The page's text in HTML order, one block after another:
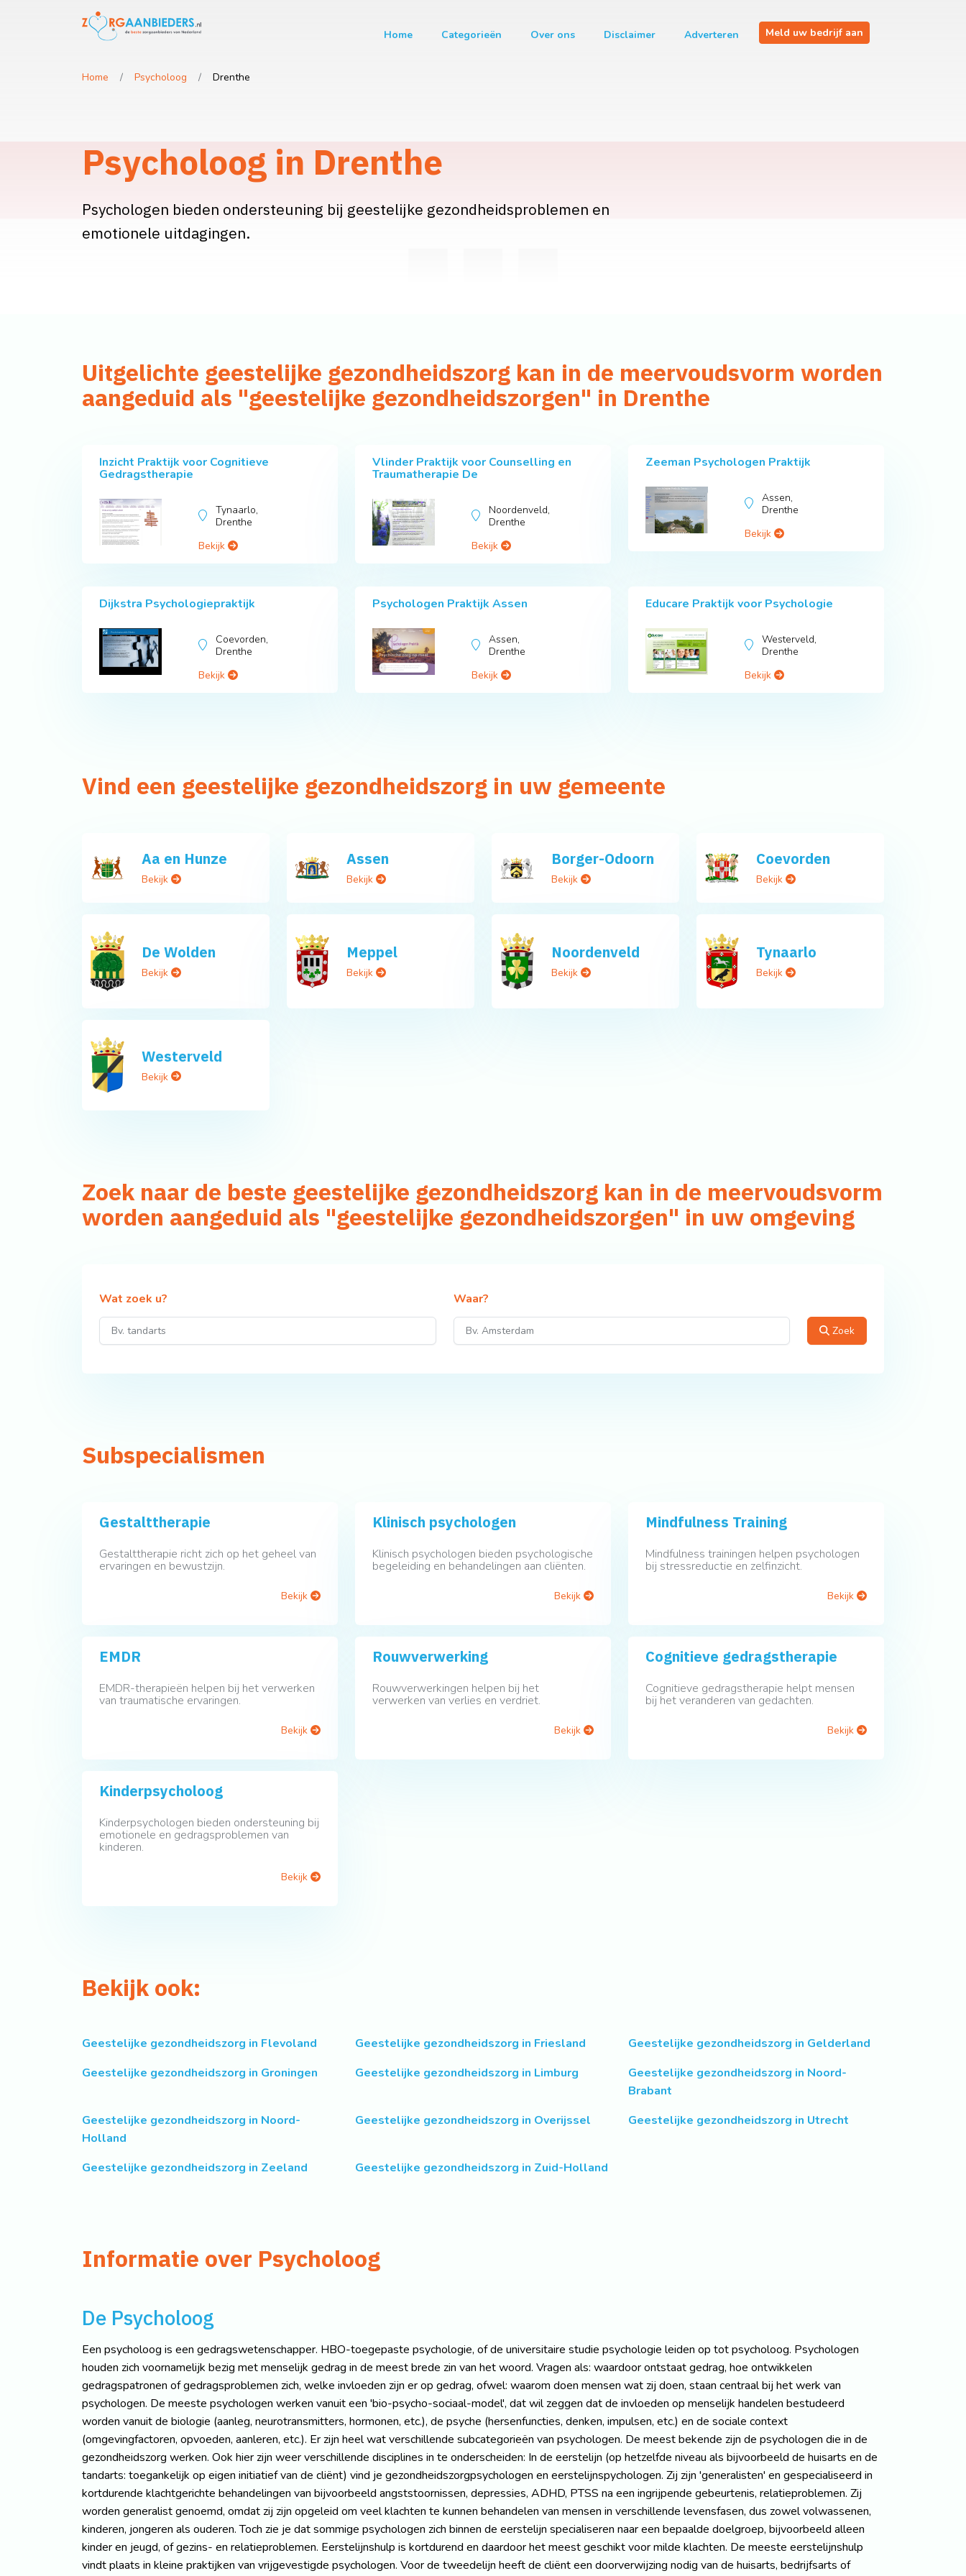
Home Categorieën Over ons Disclaimer Adverteren Meld uw bedrijf aan
Home Psycholoog Drenthe
Psycholoog in Drenthe
Psychologen bieden ondersteuning bij geestelijke gezondheidsproblemen en
emotionele uitdagingen.
Uitgelichte geestelijke gezondheidszorg kan in de meervoudsvorm worden
aangeduid als "geestelijke gezondheidszorgen" in Drenthe
Inzicht Praktijk voor Cognitieve
Gedragstherapie
Tynaarlo,
Drenthe
Bekijk
Vlinder Praktijk voor Counselling en
Traumatherapie De
Noordenveld,
Drenthe
Bekijk
Zeeman Psychologen Praktijk
Assen,
Drenthe
Bekijk
Dijkstra Psychologiepraktijk
Coevorden,
Drenthe
Bekijk
Psychologen Praktijk Assen
Assen,
Drenthe
Bekijk
Educare Praktijk voor Psychologie
Westerveld,
Drenthe
Bekijk
Vind een geestelijke gezondheidszorg in uw gemeente
Aa en Hunze
Bekijk
Assen
Bekijk
Borger-Odoorn
Bekijk
Coevorden
Bekijk
De Wolden
Bekijk
Meppel
Bekijk
Noordenveld
Bekijk
Tynaarlo
Bekijk
Westerveld
Bekijk
Zoek naar de beste geestelijke gezondheidszorg kan in de meervoudsvorm
worden aangeduid als "geestelijke gezondheidszorgen" in uw omgeving
Wat zoek u? Waar?
Zoek
Subspecialismen
Gestalttherapie
Gestalttherapie richt zich op het geheel van
ervaringen en bewustzijn.
Bekijk
Klinisch psychologen
Klinisch psychologen bieden psychologische
begeleiding en behandelingen aan cliënten.
Bekijk
Mindfulness Training
Mindfulness trainingen helpen psychologen
bij stressreductie en zelfinzicht.
Bekijk
EMDR
EMDR-therapieën helpen bij het verwerken
van traumatische ervaringen.
Bekijk
Rouwverwerking
Rouwverwerkingen helpen bij het
verwerken van verlies en verdriet.
Bekijk
Cognitieve gedragstherapie
Cognitieve gedragstherapie helpt mensen
bij het veranderen van gedachten.
Bekijk
Kinderpsycholoog
Kinderpsychologen bieden ondersteuning bij
emotionele en gedragsproblemen van
kinderen.
Bekijk
Bekijk ook:
Geestelijke gezondheidszorg in Flevoland Geestelijke gezondheidszorg in Friesland
Geestelijke gezondheidszorg in Gelderland
Geestelijke gezondheidszorg in Groningen
Geestelijke gezondheidszorg in Limburg
Geestelijke gezondheidszorg in Noord-
Brabant
Geestelijke gezondheidszorg in Noord-
Holland
Geestelijke gezondheidszorg in Overijssel Geestelijke gezondheidszorg in Utrecht
Geestelijke gezondheidszorg in Zeeland Geestelijke gezondheidszorg in Zuid-Holland
Informatie over Psycholoog
De Psycholoog
Een psycholoog is een gedragswetenschapper. HBO-toegepaste psychologie, of de universitaire studie psychologie leiden op tot psycholoog. Psychologen
houden zich voornamelijk bezig met menselijk gedrag in de meest brede zin van het woord. Vragen als: waardoor ontstaat gedrag, hoe ontwikkelen
gedragspatronen of gedragsproblemen zich, welke invloeden zijn er op gedrag, ofwel: waarom doen mensen wat zij doen, staan centraal bij het werk van
psychologen. De meeste psychologen werken vanuit een 'bio-psycho-sociaal-model', dat wil zeggen dat de invloeden op menselijk handelen bestudeerd
worden vanuit de biologie (aanleg, neurotransmitters, hormonen, etc.), de psyche (hersenfuncties, denken, impulsen, etc.) en de sociale context
(omgevingfactoren, opvoeden, aanleren, etc.). Er zijn heel wat verschillende subcategorieën van psychologen. De meest bekende zijn de psychologen die in de
gezondheidszorg werken. Ook hier zijn weer verschillende disciplines in te onderscheiden: In de eerstelijn (op hetzelfde niveau als bijvoorbeeld de huisarts en de
tandarts: toegankelijk op eigen initiatief van de cliënt) vind je gezondheidszorgpsychologen en eerstelijnspychologen. Zij zijn 'generalisten' en gespecialiseerd in
kortdurende klachtgerichte behandelingen van bijvoorbeeld angststoornissen, depressies, ADHD, PTSS na een ingrijpende gebeurtenis, relatieproblemen. Zij
worden generalist genoemd, omdat zij zijn opgeleid om veel klachten te kunnen behandelen van mensen in verschillende levensfasen, dus zowel volwassenen,
kinderen, jongeren als ouderen. Toch zie je dat sommige psychologen zich binnen de eerstelijn specialiseren naar een bepaalde doelgroep, bijvoorbeeld alleen
kinder en jeugd, of gezins- en relatieproblemen. Eerstelijnshulp is kortdurend en daardoor het meest geschikt voor milde klachten. De meeste eerstelijnshulp
vindt plaats in kleine praktijken van vrijgevestigde psychologen. Voor de tweedelijn heeft de cliënt een doorverwijzing nodig van de huisarts, bedrijfsarts of